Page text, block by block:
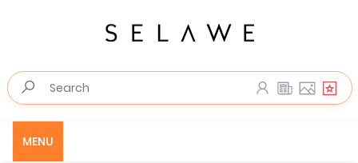
MENU